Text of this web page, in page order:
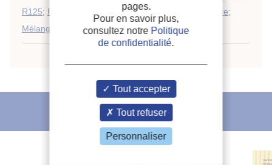
R125; Propriété physique ;Substitut Mélange ternaire;
Mélange binaire;Équation d'état; Frigorigène
L'IIF vous recommande
pages.
Pour en savoir plus,
consultez notre Politique
de confidentialité.
Tout accepter
Tout refuser
Personnaliser